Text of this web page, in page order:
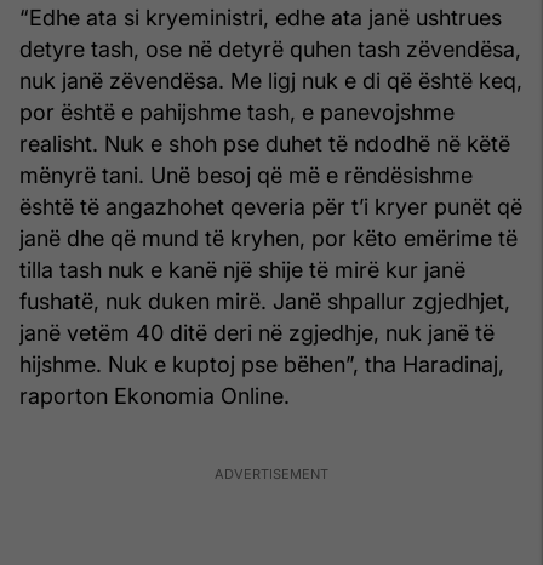
“Edhe ata si kryeministri, edhe ata janë ushtrues
detyre tash, ose në detyrë quhen tash zëvendësa,
nuk janë zëvendësa. Me ligj nuk e di që është keq,
por është e pahijshme tash, e panevojshme
realisht. Nuk e shoh pse duhet të ndodhë në këtë
mënyrë tani. Unë besoj që më e rëndësishme
është të angazhohet qeveria për t’i kryer punët që
janë dhe që mund të kryhen, por këto emërime të
tilla tash nuk e kanë një shije të mirë kur janë
fushatë, nuk duken mirë. Janë shpallur zgjedhjet,
janë vetëm 40 ditë deri në zgjedhje, nuk janë të
hijshme. Nuk e kuptoj pse bëhen”, tha Haradinaj,
raporton Ekonomia Online.